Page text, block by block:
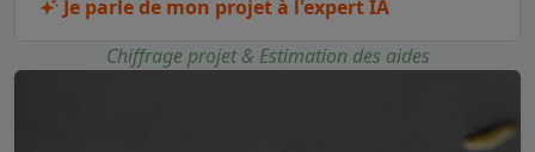
Je parle de mon projet à l'expert IA
Chiffrage projet & Estimation des aides